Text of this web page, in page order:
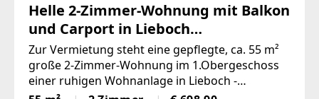
Helle 2-Zimmer-Wohnung mit Balkon
und Carport in Lieboch
(Provisionsfrei)
Zur Vermietung steht eine gepflegte, ca. 55 m²
große 2-Zimmer-Wohnung im 1.Obergeschoss
einer ruhigen Wohnanlage in Lieboch -